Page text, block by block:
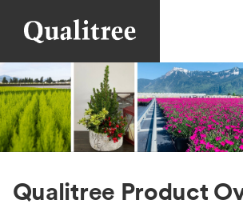
Qualitree Product